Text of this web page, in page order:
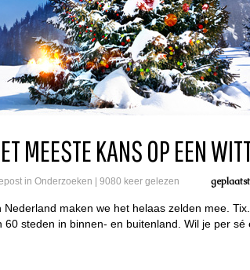
MEESTE KANS OP EEN
in Onderzoeken 9080 keer gelezen
maken we het helaas zelden mee.
steden in binnen- en buitenland. Wil je per sé